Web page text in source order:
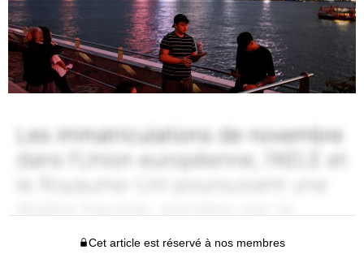
Cet article est réservé à nos membres